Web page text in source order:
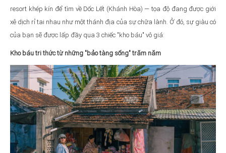
resort khép kín để tìm về Dốc Lết (Khánh Hòa) — tọa độ đang được giới
xê dịch rỉ tai nhau như một thánh địa của sự chữa lành. Ở đó, sự giàu có
của bạn sẽ được lấp đầy qua 3 chiếc "kho báu" vô giá:
Kho báu tri thức từ những "bảo tàng sống" trăm năm